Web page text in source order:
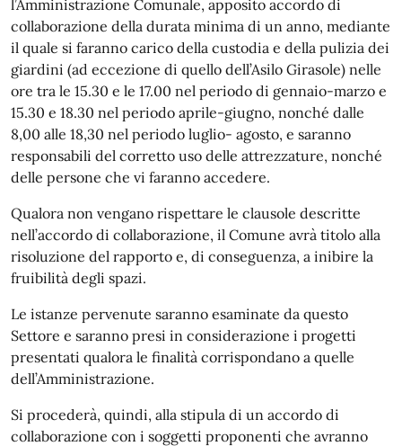
l’Amministrazione Comunale, apposito accordo di
collaborazione della durata minima di un anno, mediante
il quale si faranno carico della custodia e della pulizia dei
giardini (ad eccezione di quello dell’Asilo Girasole) nelle
ore tra le 15.30 e le 17.00 nel periodo di gennaio-marzo e
15.30 e 18.30 nel periodo aprile-giugno, nonché dalle
8,00 alle 18,30 nel periodo luglio- agosto, e saranno
responsabili del corretto uso delle attrezzature, nonché
delle persone che vi faranno accedere.
Qualora non vengano rispettare le clausole descritte
nell’accordo di collaborazione, il Comune avrà titolo alla
risoluzione del rapporto e, di conseguenza, a inibire la
fruibilità degli spazi.
Le istanze pervenute saranno esaminate da questo
Settore e saranno presi in considerazione i progetti
presentati qualora le finalità corrispondano a quelle
dell’Amministrazione.
Si procederà, quindi, alla stipula di un accordo di
collaborazione con i soggetti proponenti che avranno